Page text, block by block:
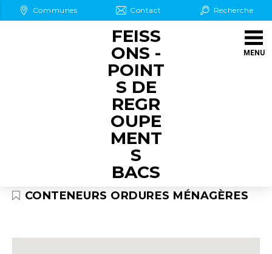
Aller à la rechercheFEISS
ONS -
POINT
S DE
REGR
OUPE
MENT
S
BACS
Communes Contact Recherche
MENU
CONTENEURS ORDURES MÉNAGÈRES